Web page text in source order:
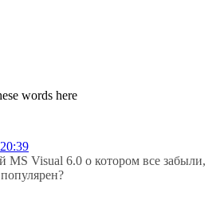
words here
MS Visual 6.0 о котором все забыли,